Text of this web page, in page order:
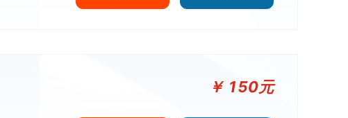
￥ 150元